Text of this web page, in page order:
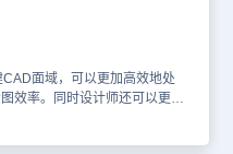
面域，可以更加高效地处
效率。同时设计师还可以更加